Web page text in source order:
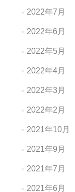
2022年7月
2022年6月
2022年5月
2022年4月
2022年3月
2022年2月
2021年10月
2021年9月
2021年7月
2021年6月